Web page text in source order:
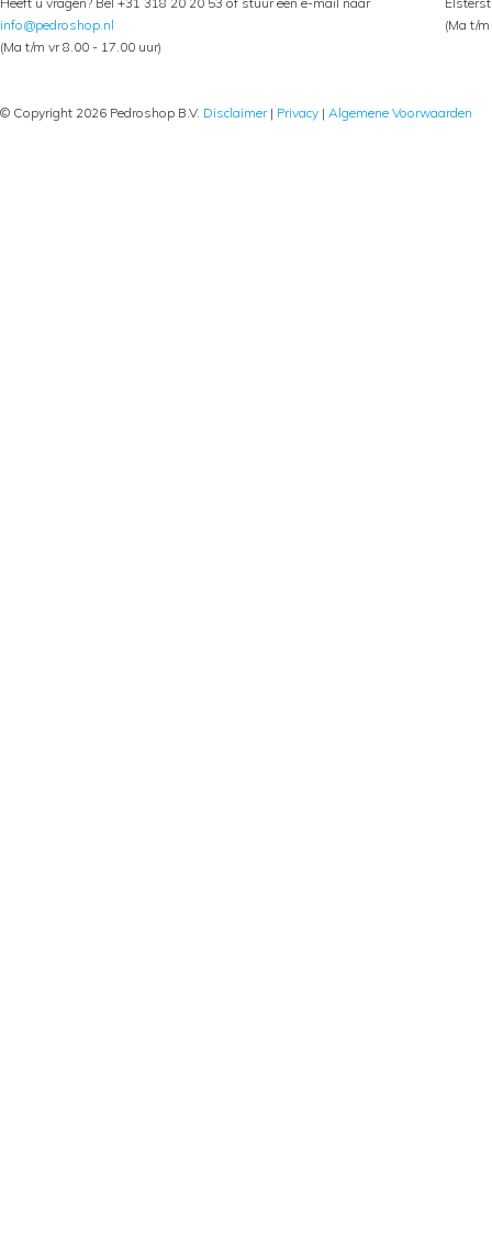
info@pedroshop.nl
(Ma t/m vr 8.00 - 17.00 uur)
(Ma t/
© Copyright 2026 Pedroshop B.V. Disclaimer| Privacy | Algemene Voorwaarden